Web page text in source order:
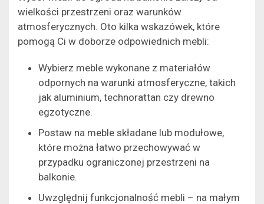
wielkości przestrzeni oraz warunków
atmosferycznych. Oto kilka wskazówek, które
pomogą Ci w doborze odpowiednich mebli:
Wybierz meble wykonane z materiałów
odpornych na warunki atmosferyczne, takich
jak aluminium, technorattan czy drewno
egzotyczne.
Postaw na meble składane lub modułowe,
które można łatwo przechowywać w
przypadku ograniczonej przestrzeni na
balkonie.
Uwzględnij funkcjonalność mebli – na małym